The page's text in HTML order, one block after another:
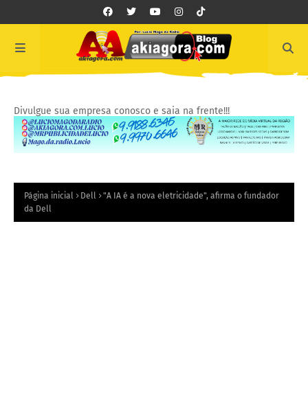
Divulgue sua empresa conosco e saia na frente!!!
Página inicial Dell
"A IA é a nova eletricidade", afirma o fundador
da Dell